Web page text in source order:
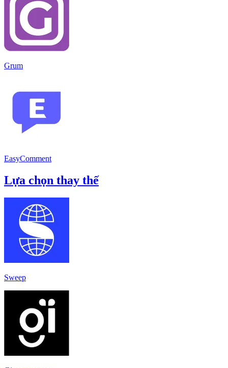
Grum
EasyComment
Lựa chọn thay thế
Sweep